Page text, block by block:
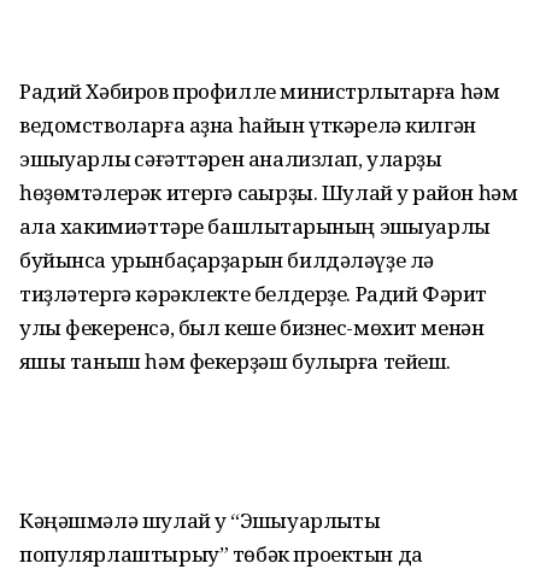
Радий Хәбиров профилле министрлыҡтарға һәм
ведомстволарға аҙна һайын үткәрелә килгән
эшҡыуарлыҡ сәғәттәрен анализлап, уларҙы
һөҙөмтәлерәк итергә саҡырҙы. Шулай уҡ район һәм
ҡала хакимиәттәре башлыҡтарының эшҡыуарлыҡ
буйынса урынбаҫарҙарын билдәләүҙе лә
тиҙләтергә кәрәклекте белдерҙе. Радий Фәрит
улы фекеренсә, был кеше бизнес-мөхит менән
яҡшы таныш һәм фекерҙәш булырға тейеш.
Кәңәшмәлә шулай уҡ “Эшҡыуарлыҡты
популярлаштырыу” төбәк проектын да